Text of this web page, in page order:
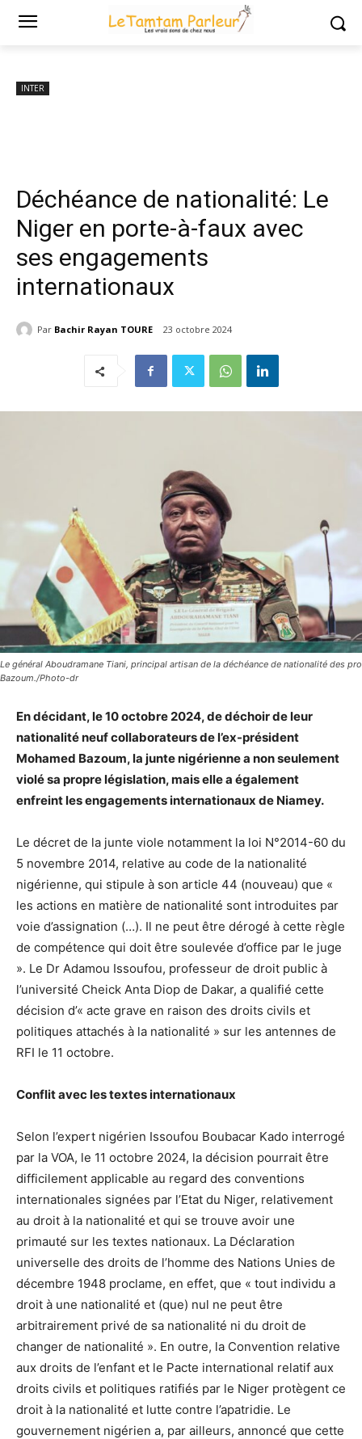
Accueil
Déchéance de nationalité: Le Niger en porte-à-faux
INTER
Déchéance de nationalité: Le
Niger en porte-à-faux avec
ses engagements
internationaux
Par Bachir Rayan TOURE 23 octobre 2024
Le général Aboudramane Tiani, principal artisan de la déchéance de nationalité des pro
Bazoum./Photo-dr
En décidant, le 10 octobre 2024, de déchoir de leur
nationalité neuf collaborateurs de l’ex-président
Mohamed Bazoum, la junte nigérienne a non seulement
violé sa propre législation, mais elle a également
enfreint les engagements internationaux de Niamey.
Le décret de la junte viole notamment la loi N°2014-60 du
5 novembre 2014, relative au code de la nationalité
nigérienne, qui stipule à son article 44 (nouveau) que «
les actions en matière de nationalité sont introduites par
voie d’assignation (…). Il ne peut être dérogé à cette règle
de compétence qui doit être soulevée d’office par le juge
». Le Dr Adamou Issoufou, professeur de droit public à
l’université Cheick Anta Diop de Dakar, a qualifié cette
décision d’« acte grave en raison des droits civils et
politiques attachés à la nationalité » sur les antennes de
RFI le 11 octobre.
Conflit avec les textes internationaux
Selon l’expert nigérien Issoufou Boubacar Kado interrogé
par la VOA, le 11 octobre 2024, la décision pourrait être
difficilement applicable au regard des conventions
internationales signées par l’Etat du Niger, relativement
au droit à la nationalité et qui se trouve avoir une
primauté sur les textes nationaux. La Déclaration
universelle des droits de l’homme des Nations Unies de
décembre 1948 proclame, en effet, que « tout individu a
droit à une nationalité et (que) nul ne peut être
arbitrairement privé de sa nationalité ni du droit de
changer de nationalité ». En outre, la Convention relative
aux droits de l’enfant et le Pacte international relatif aux
droits civils et politiques ratifiés par le Niger protègent ce
droit à la nationalité et lutte contre l’apatridie. Le
gouvernement nigérien a, par ailleurs, annoncé que cette